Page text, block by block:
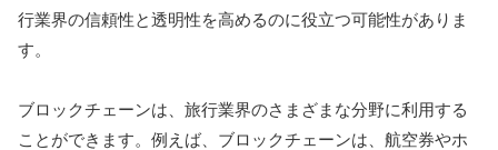
行業界の信頼性と透明性を高めるのに役立つ可能性がありま
す。
ブロックチェーンは、旅行業界のさまざまな分野に利用する
ことができます。例えば、ブロックチェーンは、航空券やホ